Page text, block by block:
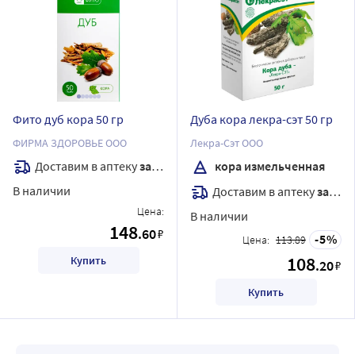
Фито дуб кора 50 гр
ФИРМА ЗДОРОВЬЕ ООО
Доставим в аптекузавтра
В наличии
Цена:
148.60₽
Купить
Дуба кора лекра-сэт 50 гр
Лекра-Сэт ООО
кора измельченная
Доставим в аптекузавтра
В наличии
Цена: 113.89 5
108.20₽
Купить